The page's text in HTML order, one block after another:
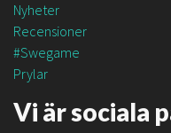
Nyheter
Recensioner
#Swegame
Prylar
Vi är sociala